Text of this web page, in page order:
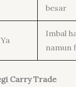
besar
Ya
Imbal
namun
Carry Trade